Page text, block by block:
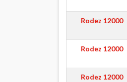
Rodez 12000
Rodez 12000
Rodez 12000